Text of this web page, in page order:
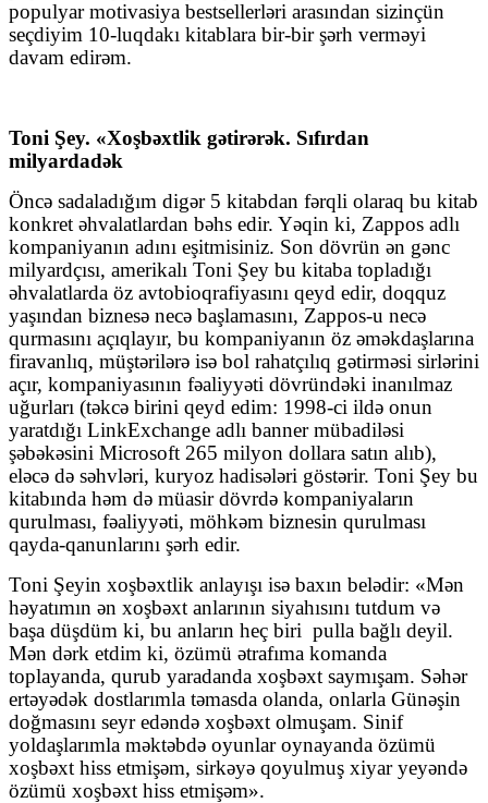
populyar motivasiya bestsellerləri arasından sizinçün
seçdiyim 10-luqdakı kitablara bir-bir şərh verməyi
davam edirəm.
Toni Şey. «Xoşbəxtlik gətirərək. Sıfırdan
milyardadək
Öncə sadaladığım digər 5 kitabdan fərqli olaraq bu kitab
konkret əhvalatlardan bəhs edir. Yəqin ki, Zappos adlı
kompaniyanın adını eşitmisiniz. Son dövrün ən gənc
milyardçısı, amerikalı Toni Şey bu kitaba topladığı
əhvalatlarda öz avtobioqrafiyasını qeyd edir, doqquz
yaşından biznesə necə başlamasını, Zappos-u necə
qurmasını açıqlayır, bu kompaniyanın öz əməkdaşlarına
firavanlıq, müştərilərə isə bol rahatçılıq gətirməsi sirlərini
açır, kompaniyasının fəaliyyəti dövründəki inanılmaz
uğurları (təkcə birini qeyd edim: 1998-ci ildə onun
yaratdığı LinkExchange adlı banner mübadiləsi
şəbəkəsini Microsoft 265 milyon dollara satın alıb),
eləcə də səhvləri, kuryoz hadisələri göstərir. Toni Şey bu
kitabında həm də müasir dövrdə kompaniyaların
qurulması, fəaliyyəti, möhkəm biznesin qurulması
qayda-qanunlarını şərh edir.
Toni Şeyin xoşbəxtlik anlayışı isə baxın belədir: «Mən
həyatımın ən xoşbəxt anlarının siyahısını tutdum və
başa düşdüm ki, bu anların heç biri pulla bağlı deyil.
Mən dərk etdim ki, özümü ətrafıma komanda
toplayanda, qurub yaradanda xoşbəxt saymışam. Səhər
ertəyədək dostlarımla təmasda olanda, onlarla Günəşin
doğmasını seyr edəndə xoşbəxt olmuşam. Sinif
yoldaşlarımla məktəbdə oyunlar oynayanda özümü
xoşbəxt hiss etmişəm, sirkəyə qoyulmuş xiyar yeyəndə
özümü xoşbəxt hiss etmişəm».